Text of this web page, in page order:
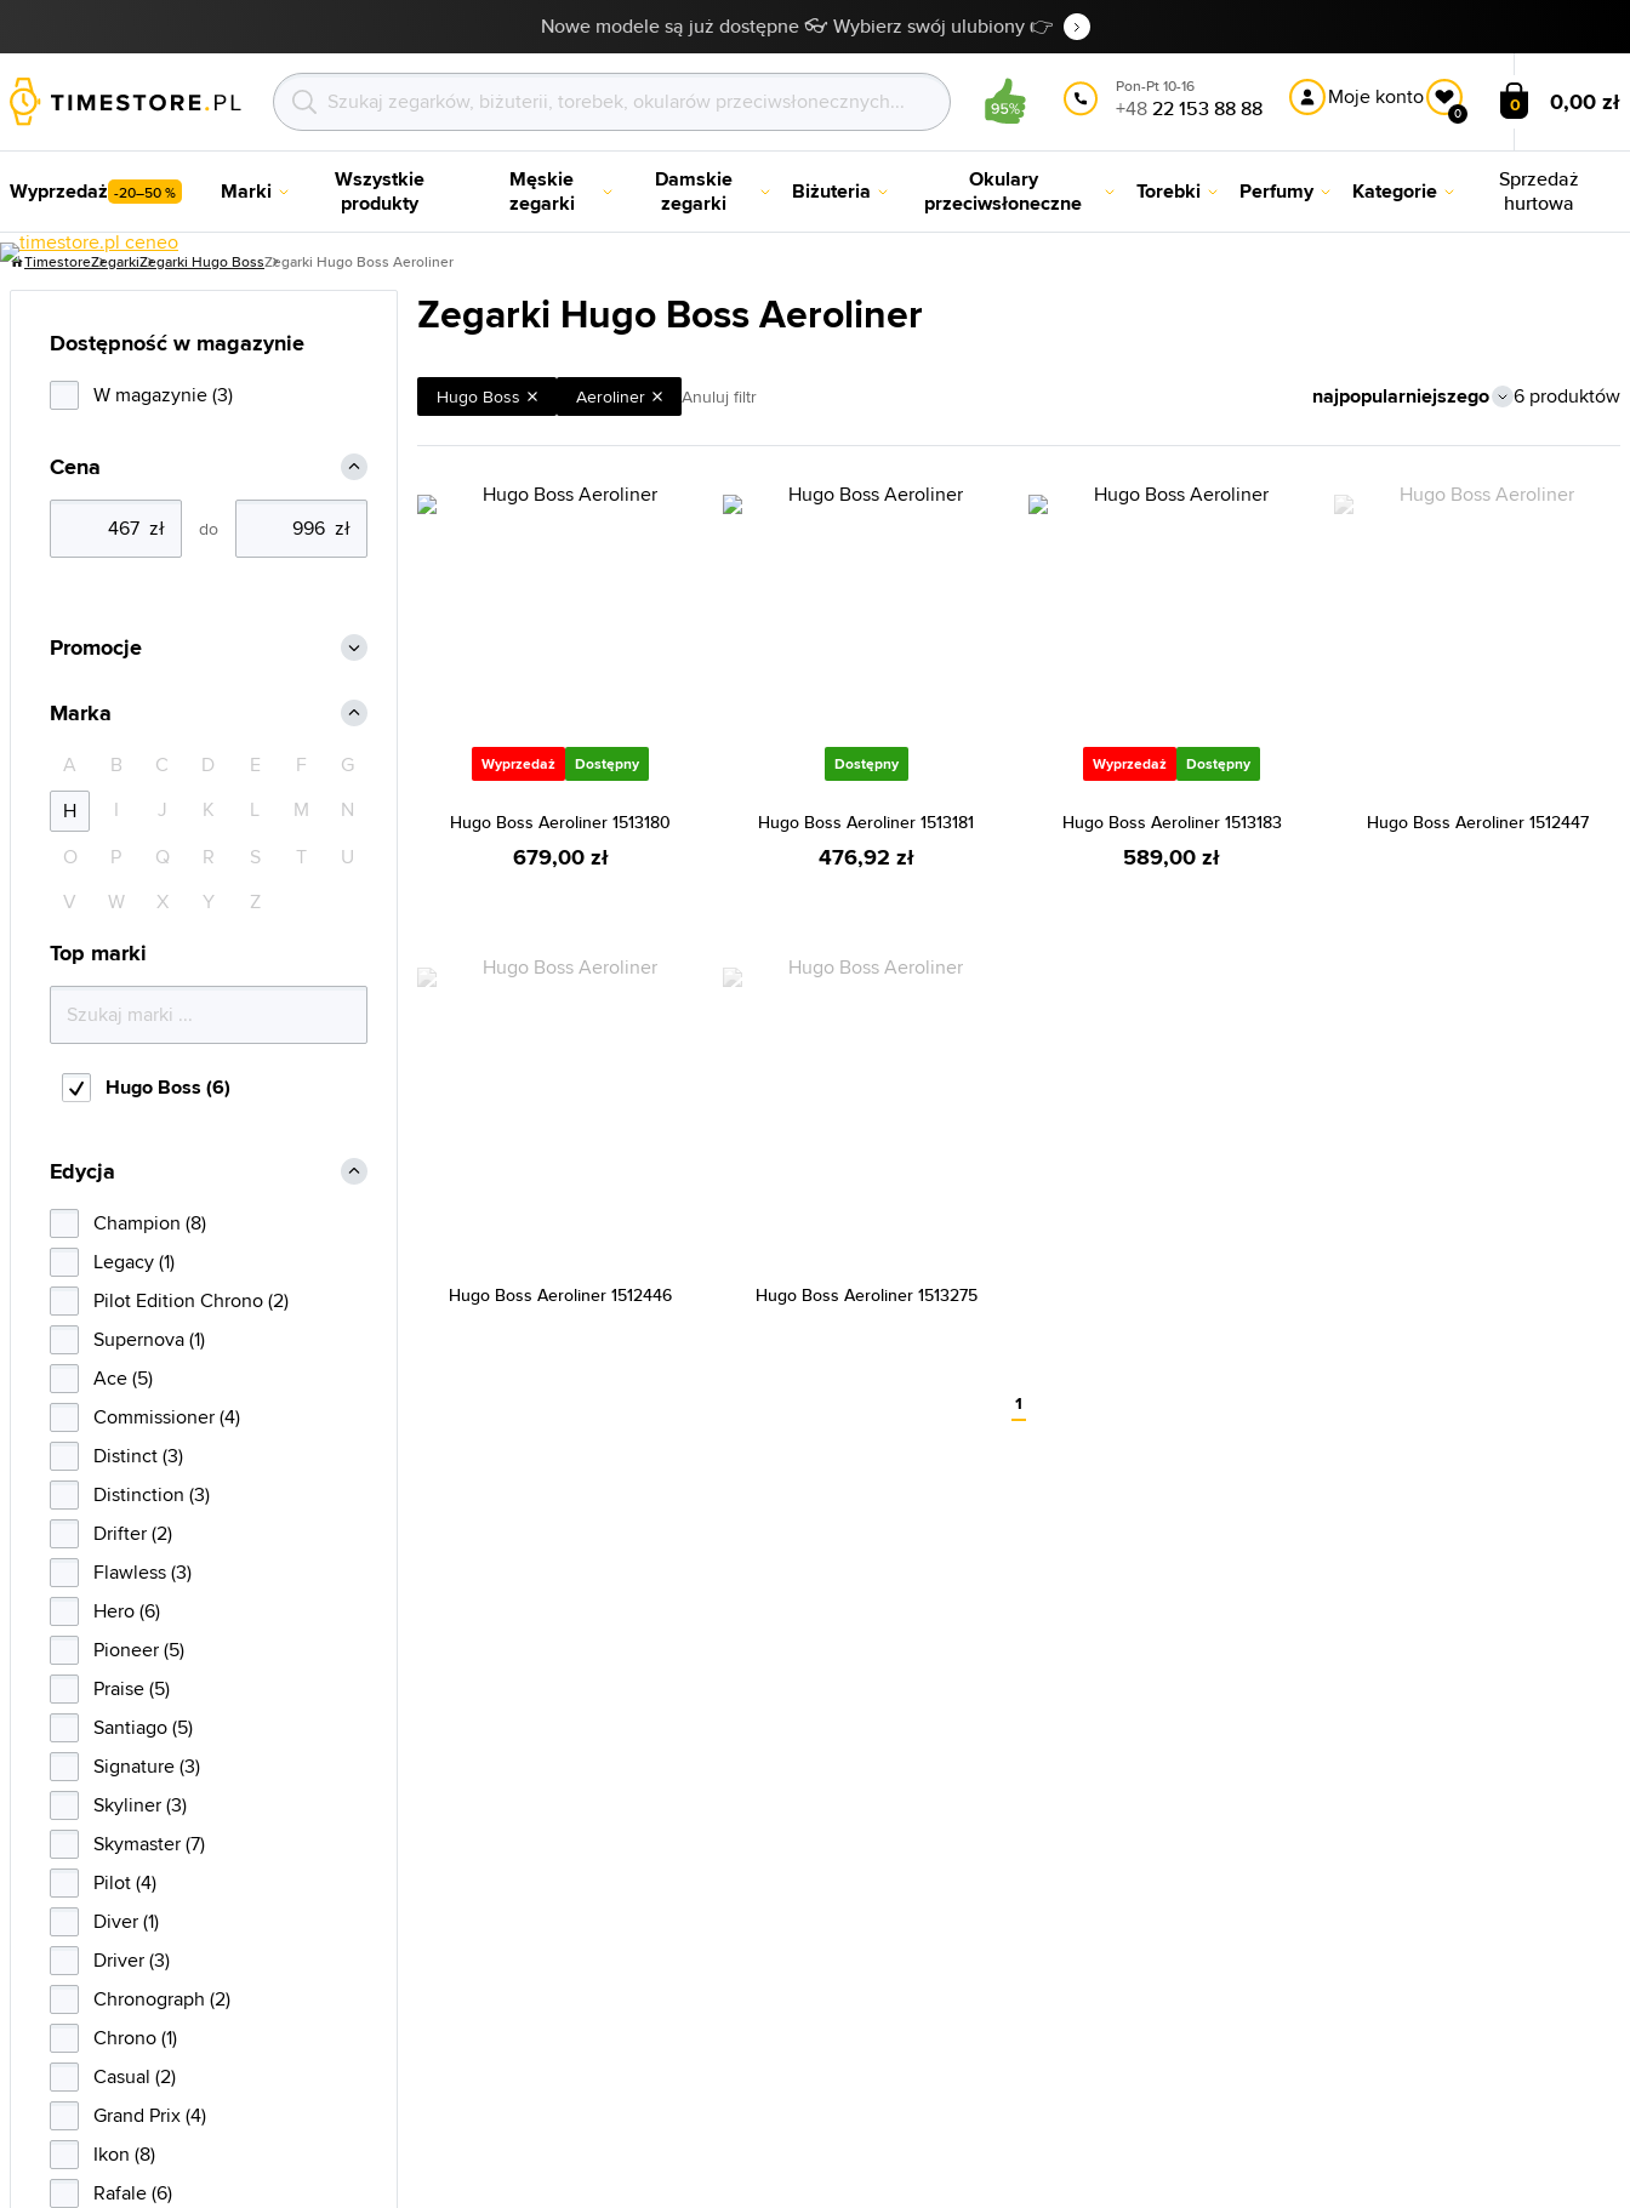
Nowe modele są już dostępne 👓 Wybierz swój ulubiony 👉
Pon-Pt 10-16
+4822 153 88 88 Moje konto
0 0 0,00 zł
Wyprzedaż -20–50 % Marki
Wszystkie
produkty
Męskie
zegarki
Damskie
zegarki
Biżuteria
Okulary
przeciwsłoneczne
Torebki Perfumy Kategorie
Sprzedaż
hurtowa
TimestoreZegarkiZegarki Hugo BossZegarki Hugo Boss Aeroliner
Zegarki Hugo Boss Aeroliner
Hugo Boss Aeroliner Anuluj filtr 6 produktów
Wyprzedaż Dostępny
Hugo Boss Aeroliner 1513180
679,00 zł
Dostępny
Hugo Boss Aeroliner 1513181
476,92 zł
Wyprzedaż Dostępny
Hugo Boss Aeroliner 1513183
589,00 zł
Hugo Boss Aeroliner 1512447
Hugo Boss Aeroliner 1512446 Hugo Boss Aeroliner 1513275
1
Dostępność w magazynie
W magazynie (3)
Cena
do
Promocje
Marka
A B C D E F
G
H
I J K L M
N
O
P Q R S T
U
V
W X Y Z
Top marki
Hugo Boss (6)
Edycja
Champion (8)
Legacy (1)
Pilot Edition Chrono (2)
Supernova (1)
Ace (5)
Commissioner (4)
Distinct (3)
Distinction (3)
Drifter (2)
Flawless (3)
Hero (6)
Pioneer (5)
Praise (5)
Santiago (5)
Signature (3)
Skyliner (3)
Skymaster (7)
Pilot (4)
Diver (1)
Driver (3)
Chronograph (2)
Chrono (1)
Casual (2)
Grand Prix (4)
Ikon (8)
Rafale (6)